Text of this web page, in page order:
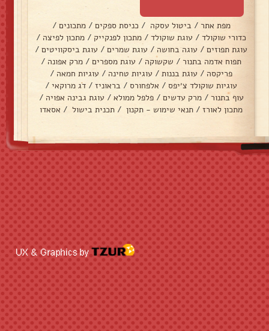
מפת אתר / ביטול עסקה / כניסת ספקים / מתכונים /
כדורי שוקולד / עוגת שוקולד / מתכון לפנקייק / מתכון לפיצה /
עוגת תפוזים / עוגה בחושה / עוגת שמרים / עוגת ביסקוויטים /
תפוח אדמה בתנור / שקשוקה / עוגת מספרים / מרק אפונה /
פריקסה / עוגת בננות / עוגיות טחינה / עוגיות חמאה /
עוגיות שוקולד צ׳יפס / אלפחורס / בראוניז / דג מרוקאי /
עוף בתנור / מרק עדשים / פלפל ממולא / עוגת גבינה אפויה /
מתכון לאורז / תנאי שימוש - תקנון / תכנית בישול / אסאדו